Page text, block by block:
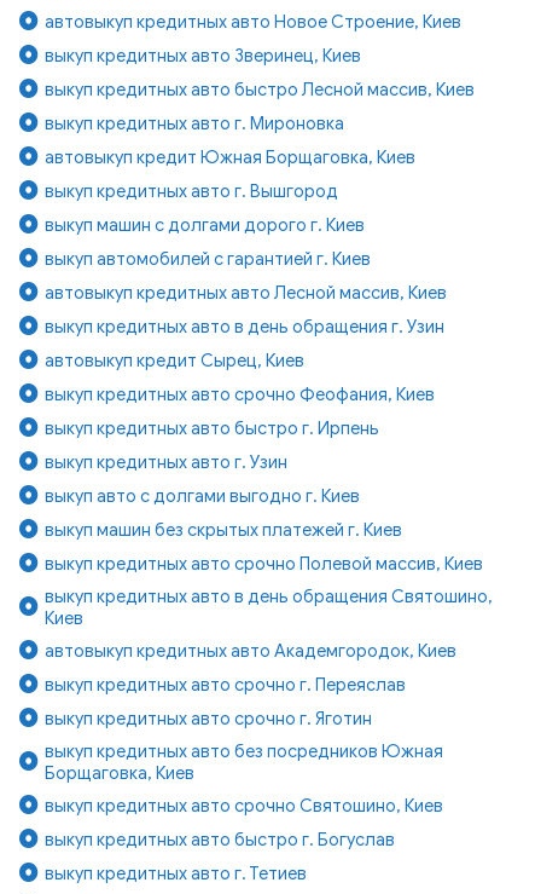
автовыкуп кредитных авто Новое Строение, Киев
выкуп кредитных авто Зверинец, Киев
выкуп кредитных авто быстро Лесной массив, Киев
выкуп кредитных авто г. Мироновка
автовыкуп кредит Южная Борщаговка, Киев
выкуп кредитных авто г. Вышгород
выкуп машин с долгами дорого г. Киев
выкуп автомобилей с гарантией г. Киев
автовыкуп кредитных авто Лесной массив, Киев
выкуп кредитных авто в день обращения г. Узин
автовыкуп кредит Сырец, Киев
выкуп кредитных авто срочно Феофания, Киев
выкуп кредитных авто быстро г. Ирпень
выкуп кредитных авто г. Узин
выкуп авто с долгами выгодно г. Киев
выкуп машин без скрытых платежей г. Киев
выкуп кредитных авто срочно Полевой массив, Киев
выкуп кредитных авто в день обращения Святошино,
Киев
автовыкуп кредитных авто Академгородок, Киев
выкуп кредитных авто срочно г. Переяслав
выкуп кредитных авто срочно г. Яготин
выкуп кредитных авто без посредников Южная
Борщаговка, Киев
выкуп кредитных авто срочно Святошино, Киев
выкуп кредитных авто быстро г. Богуслав
выкуп кредитных авто г. Тетиев